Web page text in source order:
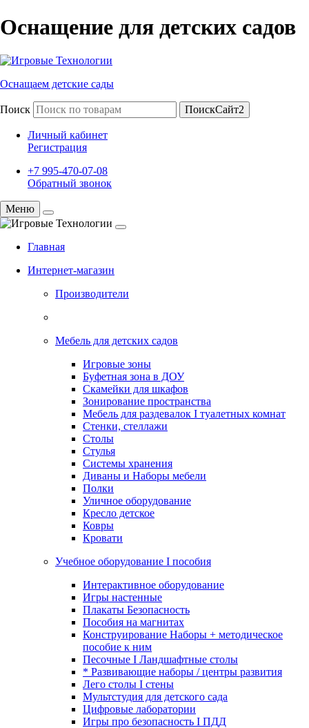
Оснащение для детских садов
Оснащаем детские сады
Поиск ПоискСайт2
Личный кабинет
Регистрация
+7 995-470-07-08
Обратный звонок
Меню
Главная
Интернет-магазин
Производители
Мебель для детских садов
Игровые зоны
Буфетная зона в ДОУ
Скамейки для шкафов
Зонирование пространства
Мебель для раздевалок I туалетных комнат
Стенки, стеллажи
Столы
Стулья
Системы хранения
Диваны и Наборы мебели
Полки
Уличное оборудование
Кресло детское
Ковры
Кровати
Учебное оборудование I пособия
Интерактивное оборудование
Игры настенные
Плакаты Безопасность
Пособия на магнитах
Конструирование Наборы + методическое
пособие к ним
Песочные I Ландшафтные столы
* Развивающие наборы / центры развития
Лего столы I стены
Мультстудия для детского сада
Цифровые лаборатории
Игры про безопасность I ПДД